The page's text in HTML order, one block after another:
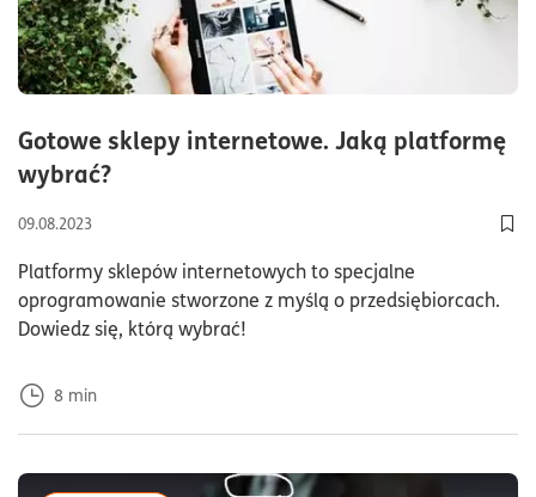
Gotowe sklepy internetowe. Jaką platformę
wybrać?czas czytania8minuty
09.08.2023
Platformy sklepów internetowych to specjalne
oprogramowanie stworzone z myślą o przedsiębiorcach.
Dowiedz się, którą wybrać!
8 min